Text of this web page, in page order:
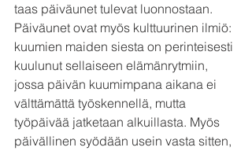
taas päiväunet tulevat luonnostaan.
Päiväunet ovat myös kulttuurinen ilmiö:
kuumien maiden siesta on perinteisesti
kuulunut sellaiseen elämänrytmiin,
jossa päivän kuumimpana aikana ei
välttämättä työskennellä, mutta
työpäivää jatketaan alkuillasta. Myös
päivällinen syödään usein vasta sitten,